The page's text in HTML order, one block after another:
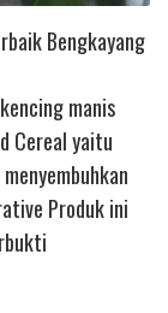
Bengkayang
manis
Cereal yaitu
Produk ini